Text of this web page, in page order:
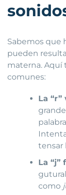
Sabemos que
pueden
materna. Aquí
comunes:
La
tensar
La “j”
como